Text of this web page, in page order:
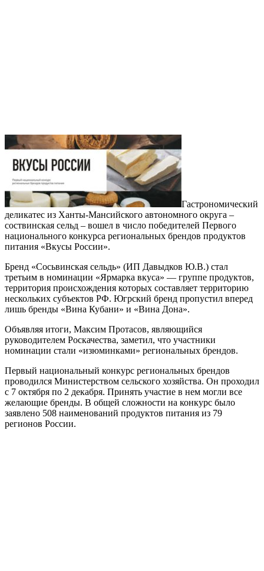
Гастрономический
деликатес из Ханты-Мансийского автономного округа –
соствинская сельд – вошел в число победителей Первого
национального конкурса региональных брендов продуктов
питания «Вкусы России».
Бренд «Сосьвинская сельдь» (ИП Давыдков Ю.В.) стал
третьим в номинации «Ярмарка вкуса» — группе продуктов,
территория происхождения которых составляет территорию
нескольких субъектов РФ. Югрский бренд пропустил вперед
лишь бренды «Вина Кубани» и «Вина Дона».
Объявляя итоги, Максим Протасов, являющийся
руководителем Роскачества, заметил, что участники
номинации стали «изюминками» региональных брендов.
Первый национальный конкурс региональных брендов
проводился Министерством сельского хозяйства. Он проходил
с 7 октября по 2 декабря. Принять участие в нем могли все
желающие бренды. В общей сложности на конкурс было
заявлено 508 наименований продуктов питания из 79
регионов России.